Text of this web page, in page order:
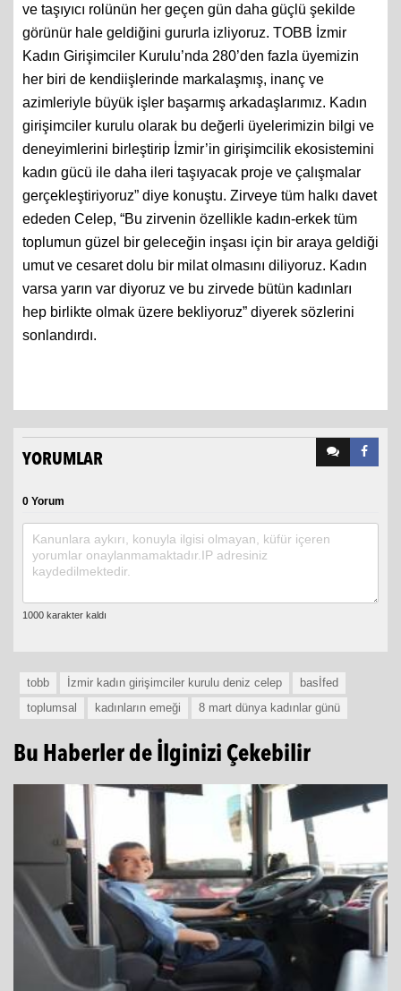
ve taşıyıcı rolünün her geçen gün daha güçlü şekilde
görünür hale geldiğini gururla izliyoruz. TOBB İzmir
Kadın Girişimciler Kurulu’nda 280’den fazla üyemizin
her biri de kendiişlerinde markalaşmış, inanç ve
azimleriyle büyük işler başarmış arkadaşlarımız. Kadın
girişimciler kurulu olarak bu değerli üyelerimizin bilgi ve
deneyimlerini birleştirip İzmir’in girişimcilik ekosistemini
kadın gücü ile daha ileri taşıyacak proje ve çalışmalar
gerçekleştiriyoruz” diye konuştu. Zirveye tüm halkı davet
ededen Celep, “Bu zirvenin özellikle kadın-erkek tüm
toplumun güzel bir geleceğin inşası için bir araya geldiği
umut ve cesaret dolu bir milat olmasını diliyoruz. Kadın
varsa yarın var diyoruz ve bu zirvede bütün kadınları
hep birlikte olmak üzere bekliyoruz” diyerek sözlerini
sonlandırdı.
YORUMLAR
0 Yorum
tobb İzmir kadın girişimciler kurulu deniz celep
basİfed
toplumsal
kadınların emeği 8 mart dünya kadınlar günü
Bu Haberler de İlginizi Çekebilir